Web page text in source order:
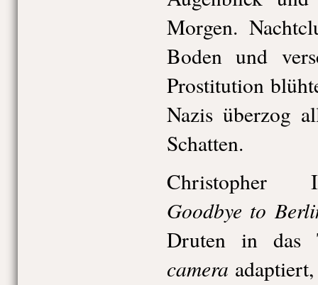
Morgen.
Boden und
Prostitution
Nazis überzog
Schatten.
Christopher
Goodbye to
Druten in das
camera